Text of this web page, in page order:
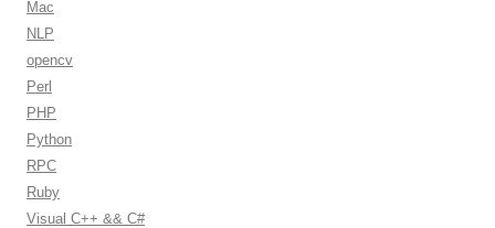
Mac
NLP
opencv
Perl
PHP
Python
RPC
Ruby
Visual C++ && C#